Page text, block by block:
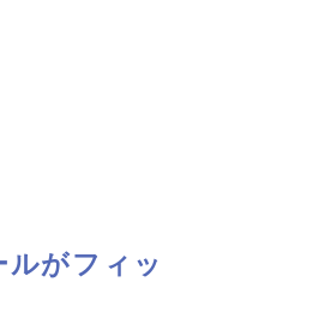
がフィッ